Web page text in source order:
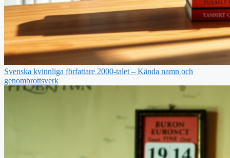
Svenska kvinnliga författare 2000-talet – Kända namn och
genombrottsverk